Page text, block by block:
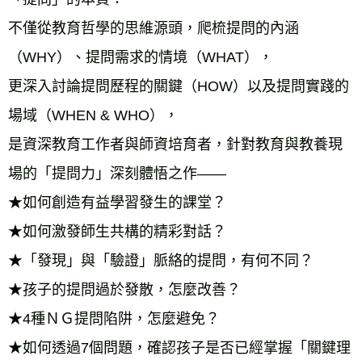
不僅從教育哲學的思維源頭，爬梳提問的內涵
（WHY）、提問需求的情境（WHAT），
更深入討論提問歷程的關鍵（HOW）以及提問實踐的
場域（WHEN & WHO），
是資深教育工作者與師資培育者，針對教育與教養現
場的「提問力」深刻體悟之作——
★如何創造有益學習發生的課堂？
★如何激發師生共構的精彩對話？
★「發現」與「驗證」脈絡的提問，有何不同？
★孩子的提問過於發散，怎麼改善？
★4種ＮＧ提問陷阱，怎麼避免？
★如何透過7個問題，確認孩子是否已經掌握「關鍵理